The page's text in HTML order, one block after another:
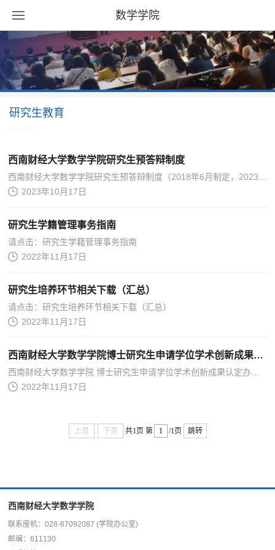
数学学院
研究生教育
西南财经大学数学学院研究生预答辩制度
2023年10月17日
研究生学籍管理事务指南
请点击：研究生学籍管理事务指南
2022年11月17日
研究生培养环节相关下载（汇总）
请点击：研究生培养环节相关下载（汇总）
2022年11月17日
西南财经大学数学学院博士研究生申请学位学术创新成果认定办法
西南财经大学数学学院 博士研究生申请学位学术创新成果认定办法 （2022年5月） 为深入贯彻落实中共中央、国务院《深化新时代教育评价改革总体方案》和习近平总书记关于研究生教育工作的重要指示批示精神，不断完善博...
2022年11月17日
上页 下页 共1页 第 /1页 跳转
西南财经大学数学学院
联系座机： 028-87092087 (学院办公室)
邮编： 611130